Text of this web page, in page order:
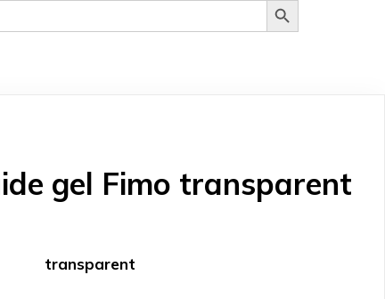
gel Fimo transparent
transparent